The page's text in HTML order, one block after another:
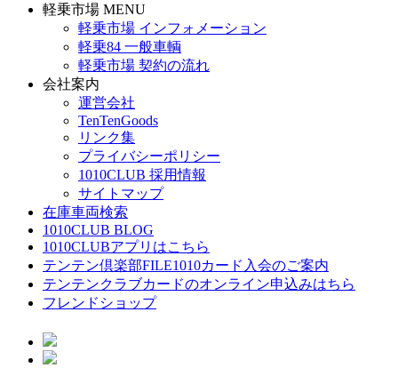
軽乗市場 MENU
軽乗市場 インフォメーション
軽乗84 一般車輌
軽乗市場 契約の流れ
会社案内
運営会社
TenTenGoods
リンク集
プライバシーポリシー
1010CLUB 採用情報
サイトマップ
在庫車両検索
1010CLUB BLOG
1010CLUBアプリはこちら
テンテン倶楽部FILE1010カード入会のご案内
テンテンクラブカードのオンライン申込みはちら
フレンドショップ